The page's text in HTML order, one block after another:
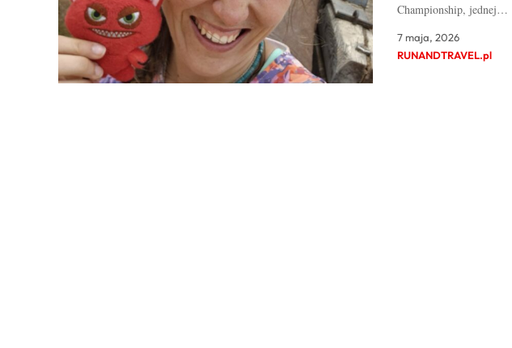
Championship, jednej…
7 maja, 2026
RUNANDTRAVEL.pl